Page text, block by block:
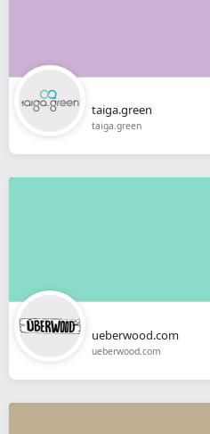
taiga.green
taiga.green
ueberwood.com
ueberwood.com